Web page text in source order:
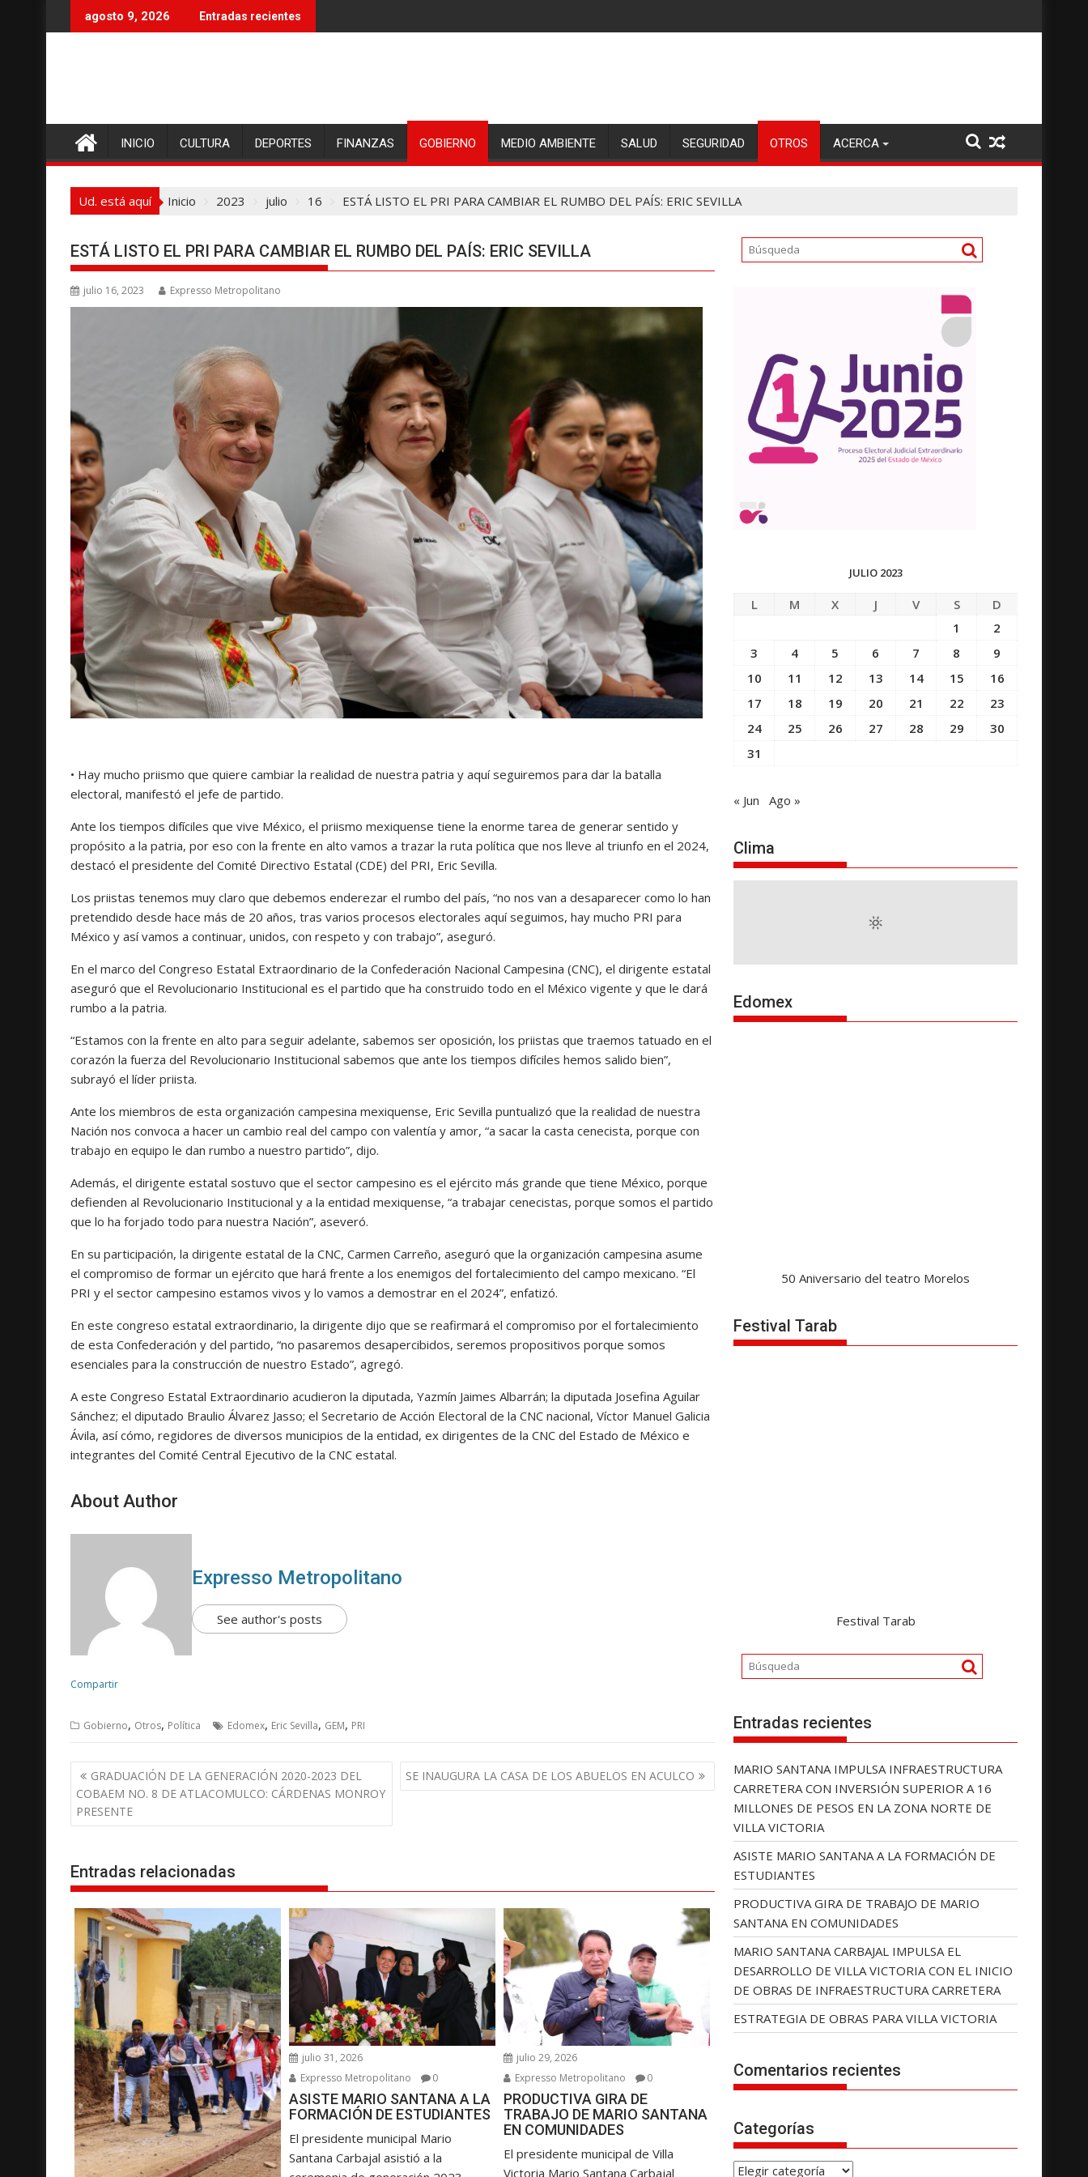
r
n
e
agosto 9, 2026 Entradas recientes
INICIO CULTURA DEPORTES FINANZAS GOBIERNO MEDIO AMBIENTE SALUD SEGURIDAD OTROS ACERCA
Ud. está aquí Inicio 2023 julio 16 ESTÁ LISTO EL PRI PARA CAMBIAR EL RUMBO DEL PAÍS: ERIC SEVILLA
ESTÁ LISTO EL PRI PARA CAMBIAR EL RUMBO DEL PAÍS: ERIC SEVILLA
julio 16, 2023 Expresso Metropolitano
• Hay mucho priismo que quiere cambiar la realidad de nuestra patria y aquí seguiremos para dar la batalla
electoral, manifestó el jefe de partido.
Ante los tiempos difíciles que vive México, el priismo mexiquense tiene la enorme tarea de generar sentido y
propósito a la patria, por eso con la frente en alto vamos a trazar la ruta política que nos lleve al triunfo en el 2024,
destacó el presidente del Comité Directivo Estatal (CDE) del PRI, Eric Sevilla.
Los priistas tenemos muy claro que debemos enderezar el rumbo del país, “no nos van a desaparecer como lo han
pretendido desde hace más de 20 años, tras varios procesos electorales aquí seguimos, hay mucho PRI para
México y así vamos a continuar, unidos, con respeto y con trabajo”, aseguró.
En el marco del Congreso Estatal Extraordinario de la Confederación Nacional Campesina (CNC), el dirigente estatal
aseguró que el Revolucionario Institucional es el partido que ha construido todo en el México vigente y que le dará
rumbo a la patria.
“Estamos con la frente en alto para seguir adelante, sabemos ser oposición, los priistas que traemos tatuado en el
corazón la fuerza del Revolucionario Institucional sabemos que ante los tiempos difíciles hemos salido bien”,
subrayó el líder priista.
Ante los miembros de esta organización campesina mexiquense, Eric Sevilla puntualizó que la realidad de nuestra
Nación nos convoca a hacer un cambio real del campo con valentía y amor, “a sacar la casta cenecista, porque con
trabajo en equipo le dan rumbo a nuestro partido”, dijo.
Además, el dirigente estatal sostuvo que el sector campesino es el ejército más grande que tiene México, porque
defienden al Revolucionario Institucional y a la entidad mexiquense, “a trabajar cenecistas, porque somos el partido
que lo ha forjado todo para nuestra Nación”, aseveró.
En su participación, la dirigente estatal de la CNC, Carmen Carreño, aseguró que la organización campesina asume
el compromiso de formar un ejército que hará frente a los enemigos del fortalecimiento del campo mexicano. “El
PRI y el sector campesino estamos vivos y lo vamos a demostrar en el 2024”, enfatizó.
En este congreso estatal extraordinario, la dirigente dijo que se reafirmará el compromiso por el fortalecimiento
de esta Confederación y del partido, “no pasaremos desapercibidos, seremos propositivos porque somos
esenciales para la construcción de nuestro Estado”, agregó.
A este Congreso Estatal Extraordinario acudieron la diputada, Yazmín Jaimes Albarrán; la diputada Josefina Aguilar
Sánchez; el diputado Braulio Álvarez Jasso; el Secretario de Acción Electoral de la CNC nacional, Víctor Manuel Galicia
Ávila, así cómo, regidores de diversos municipios de la entidad, ex dirigentes de la CNC del Estado de México e
integrantes del Comité Central Ejecutivo de la CNC estatal.
About Author
Expresso Metropolitano
See author's posts
Compartir
Gobierno, Otros, Política Edomex, Eric Sevilla, GEM, PRI
N
a
v
e
a
c
n
d
e
e
n
t
r
a
d
a
s
GRADUACIÓN DE LA GENERACIÓN 2020-2023 DEL
COBAEM NO. 8 DE ATLACOMULCO: CÁRDENAS MONROY
PRESENTE
SE INAUGURA LA CASA DE LOS ABUELOS EN ACULCO
Entradas relacionadas
julio 31, 2026
Expresso Metropolitano
0
ASISTE MARIO SANTANA A LA
FORMACIÓN DE ESTUDIANTES
El presidente municipal Mario
Santana Carbajal asistió a la
julio 29, 2026
Expresso Metropolitano
0
PRODUCTIVA GIRA DE
TRABAJO DE MARIO SANTANA
EN COMUNIDADES
El presidente municipal de Villa
Victoria Mario Santana Carbajal
JULIO 2023
L M X J V S
D
1
2
3
4 5 6 7 8
9
10
11 12 13 14 15
16
17
18 19 20 21 22
23
24
25 26 27 28 29
30
31
« Jun Ago »
Clima
Edomex
50 Aniversario del teatro Morelos
Festival Tarab
Festival Tarab
Entradas recientes
MARIO SANTANA IMPULSA INFRAESTRUCTURA
CARRETERA CON INVERSIÓN SUPERIOR A 16
MILLONES DE PESOS EN LA ZONA NORTE DE
VILLA VICTORIA
ASISTE MARIO SANTANA A LA FORMACIÓN DE
ESTUDIANTES
PRODUCTIVA GIRA DE TRABAJO DE MARIO
SANTANA EN COMUNIDADES
MARIO SANTANA CARBAJAL IMPULSA EL
DESARROLLO DE VILLA VICTORIA CON EL INICIO
DE OBRAS DE INFRAESTRUCTURA CARRETERA
ESTRATEGIA DE OBRAS PARA VILLA VICTORIA
Comentarios recientes
Categorías
C